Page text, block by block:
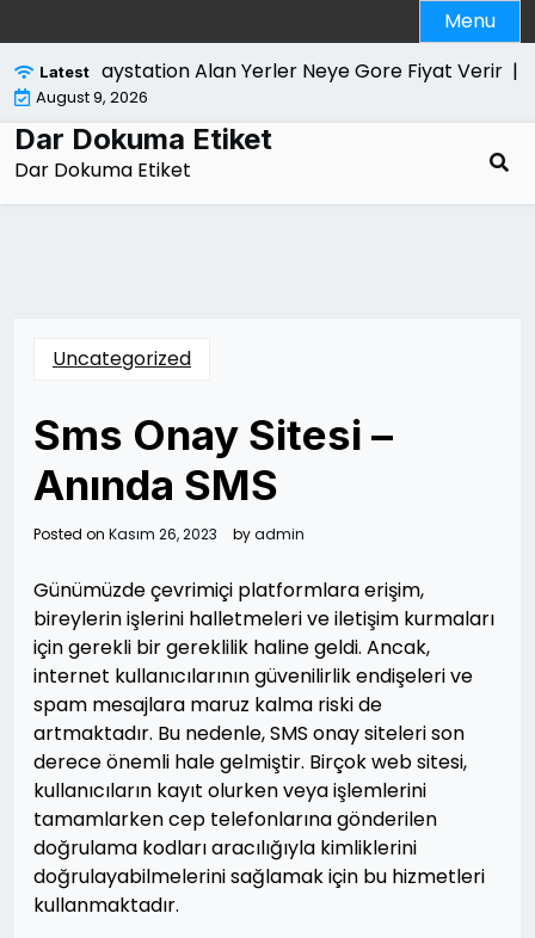
to
content
Menu
Latest
Playstation Alan Yerler Neye Gore Fiyat Verir |
August 9, 2026
Dar Dokuma Etiket
Dar Dokuma Etiket
Uncategorized
Sms Onay Sitesi –
Anında SMS
Posted on Kasım 26, 2023 byadmin
Günümüzde çevrimiçi platformlara erişim,
bireylerin işlerini halletmeleri ve iletişim kurmaları
için gerekli bir gereklilik haline geldi. Ancak,
internet kullanıcılarının güvenilirlik endişeleri ve
spam mesajlara maruz kalma riski de
artmaktadır. Bu nedenle, SMS onay siteleri son
derece önemli hale gelmiştir. Birçok web sitesi,
kullanıcıların kayıt olurken veya işlemlerini
tamamlarken cep telefonlarına gönderilen
doğrulama kodları aracılığıyla kimliklerini
doğrulayabilmelerini sağlamak için bu hizmetleri
kullanmaktadır.